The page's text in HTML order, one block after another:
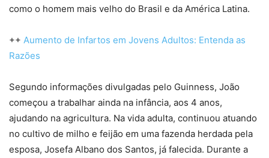
como o homem mais velho do Brasil e da América Latina.
++ Aumento de Infartos em Jovens Adultos: Entenda as
Razões
Segundo informações divulgadas pelo Guinness, João
começou a trabalhar ainda na infância, aos 4 anos,
ajudando na agricultura. Na vida adulta, continuou atuando
no cultivo de milho e feijão em uma fazenda herdada pela
esposa, Josefa Albano dos Santos, já falecida. Durante a